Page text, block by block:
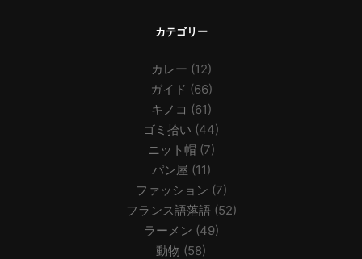
カテゴリー
カレー (12)
ガイド (66)
キノコ (61)
ゴミ拾い (44)
ニット帽 (7)
パン屋 (11)
ファッション (7)
フランス語落語 (52)
ラーメン (49)
動物 (58)